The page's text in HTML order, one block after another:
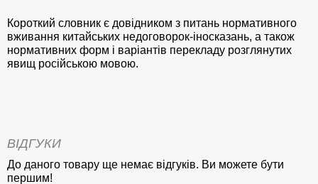
Короткий словник є довідником з питань нормативного
вживання китайських недоговорок-іносказань, а також
нормативних форм і варіантів перекладу розглянутих
явищ російською мовою.
ВІДГУКИ
До даного товару ще немає відгуків. Ви можете бути
першим!